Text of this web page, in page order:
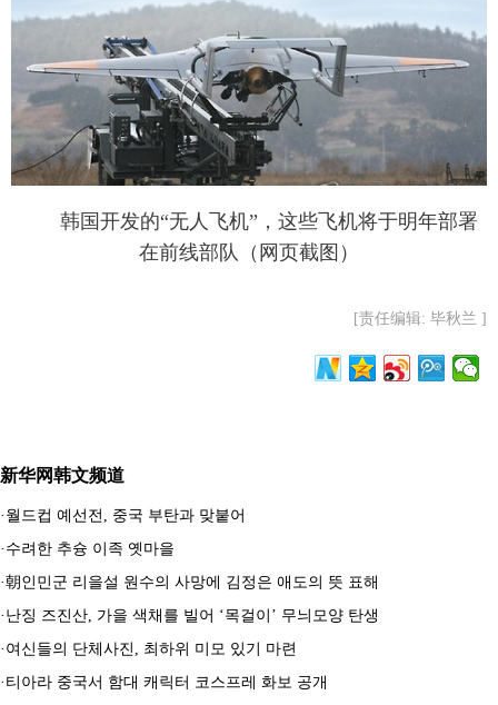
韩国开发的“无人飞机”，这些飞机将于明年部署
在前线部队（网页截图）
[责任编辑: 毕秋兰 ]
新华网韩文频道
· 월드컵 예선전, 중국 부탄과 맞붙어
· 수려한 추슝 이족 옛마을
·朝인민군 리을설 원수의 사망에 김정은 애도의 뜻 표해
· 난징 즈진산, 가을 색채를 빌어 ‘목걸이’ 무늬모양 탄생
· 여신들의 단체사진, 최하위 미모 있기 마련
· 티아라 중국서 함대 캐릭터 코스프레 화보 공개